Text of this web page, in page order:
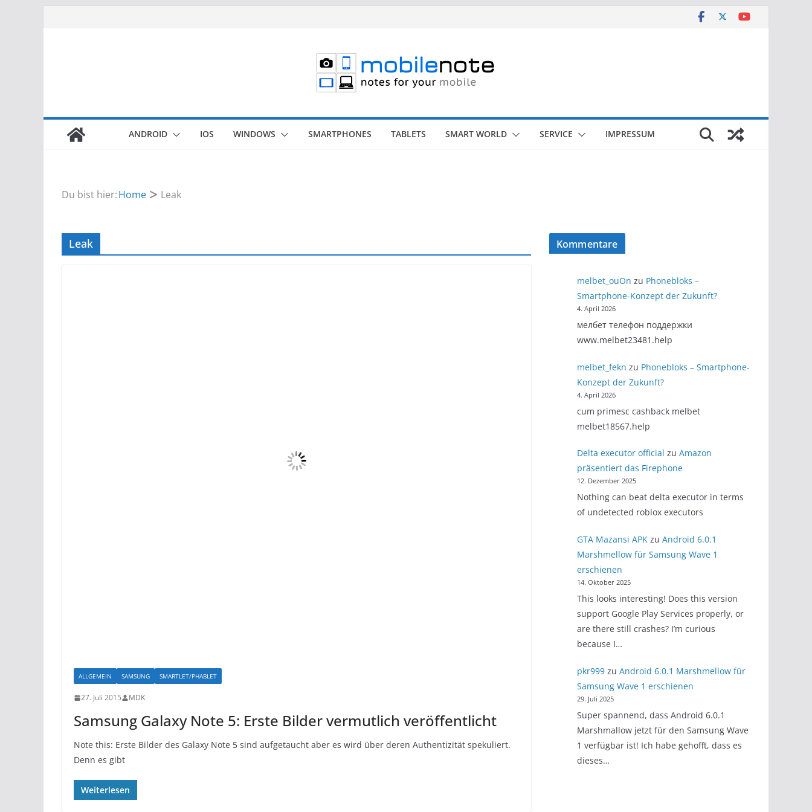
ANDROID IOS WINDOWS SMARTPHONES TABLETS SMART WORLD SERVICE IMPRESSUM
Du bist hier:Home Leak
Leak
ALLGEMEIN SAMSUNG SMARTLET/PHABLET
27. Juli 2015 MDK
Samsung Galaxy Note 5: Erste Bilder vermutlich veröffentlicht
Note this: Erste Bilder des Galaxy Note 5 sind aufgetaucht aber es wird über deren Authentizität spekuliert.
Denn es gibt
Weiterlesen
Kommentare
melbet_ouOn zu Phonebloks –
Smartphone-Konzept der Zukunft?
4. April 2026
мелбет телефон поддержки
www.melbet23481.help
melbet_fekn zu Phonebloks – Smartphone-
Konzept der Zukunft?
4. April 2026
cum primesc cashback melbet
melbet18567.help
Delta executor official zu Amazon
präsentiert das Firephone
12. Dezember 2025
Nothing can beat delta executor in terms
of undetected roblox executors
GTA Mazansi APKzu Android 6.0.1
Marshmellow für Samsung Wave 1
erschienen
14. Oktober 2025
This looks interesting! Does this version
support Google Play Services properly, or
are there still crashes? I’m curious
because I…
pkr999zu Android 6.0.1 Marshmellow für
Samsung Wave 1 erschienen
29. Juli 2025
Super spannend, dass Android 6.0.1
Marshmallow jetzt für den Samsung Wave
1 verfügbar ist! Ich habe gehofft, dass es
dieses…